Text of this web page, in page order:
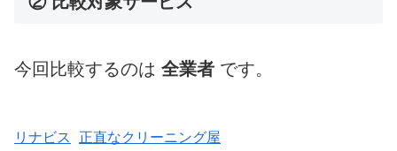
今回比較するのは 全業者 です。
リナビス 正直なクリーニング屋